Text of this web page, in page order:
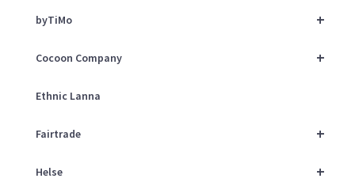
+
byTiMo
+
Cocoon Company
Ethnic Lanna
+
Fairtrade
+
Helse